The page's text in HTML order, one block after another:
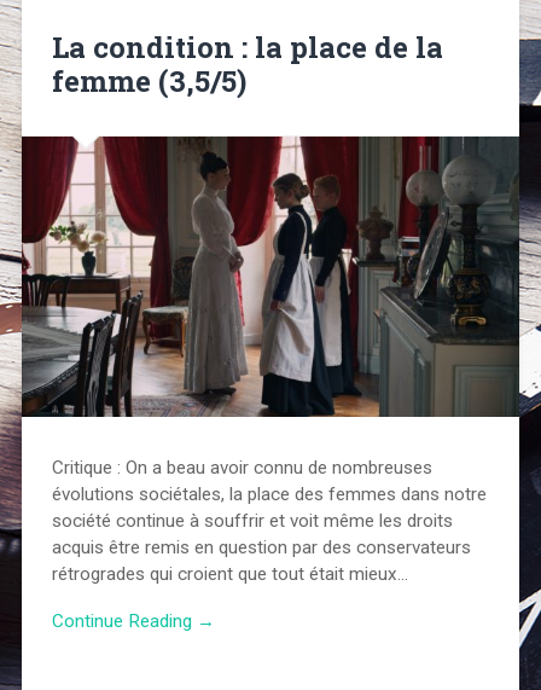
La condition : la place de la
femme (3,5/5)
Critique : On a beau avoir connu de nombreuses
évolutions sociétales, la place des femmes dans notre
société continue à souffrir et voit même les droits
acquis être remis en question par des conservateurs
rétrogrades qui croient que tout était mieux…
Continue Reading →